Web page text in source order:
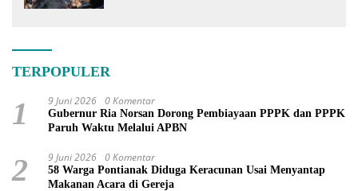
TERPOPULER
1 9 Juni 2026 0 Komentar
Gubernur Ria Norsan Dorong Pembiayaan PPPK dan PPPK
Paruh Waktu Melalui APBN
2 9 Juni 2026 0 Komentar
58 Warga Pontianak Diduga Keracunan Usai Menyantap
Makanan Acara di Gereja